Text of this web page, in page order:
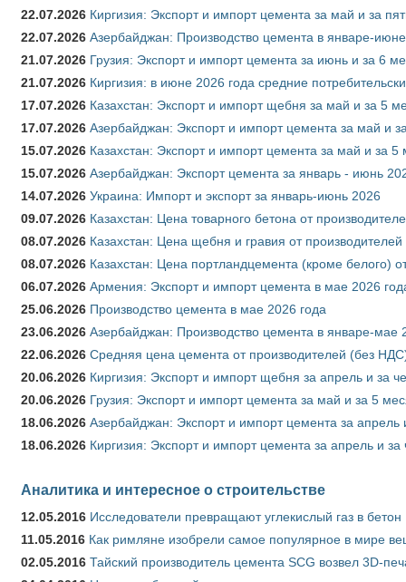
22.07.2026 Киргизия: Экспорт и импорт цемента за май и за
22.07.2026 Азербайджан: Производство цемента в январе-
21.07.2026 Грузия: Экспорт и импорт цемента за июнь и за 6
21.07.2026 Киргизия: в июне 2026 года средние
17.07.2026 Казахстан: Экспорт и импорт щебня за май и за 5
17.07.2026 Азербайджан: Экспорт и импорт цемента за май и
15.07.2026 Казахстан: Экспорт и импорт цемента за май и за
15.07.2026 Азербайджан: Экспорт цемента за январь - июнь
14.07.2026 Украина: Импорт и экспорт за январь-июнь 2026
09.07.2026 Казахстан: Цена товарного бетона от
08.07.2026 Казахстан: Цена щебня и гравия от
08.07.2026 Казахстан: Цена портландцемента (кроме белого)
06.07.2026 Армения: Экспорт и импорт цемента в мае 2026
25.06.2026 Производство цемента в мае 2026 года
23.06.2026 Азербайджан: Производство цемента в январе-мае
22.06.2026 Средняя цена цемента от производителей (без
20.06.2026 Киргизия: Экспорт и импорт щебня за апрель и за
20.06.2026 Грузия: Экспорт и импорт цемента за май и за 5
18.06.2026 Азербайджан: Экспорт и импорт цемента за
18.06.2026 Киргизия: Экспорт и импорт цемента за апрель и
Аналитика и интересное о строительстве
12.05.2016 Исследователи превращают углекислый газ в бетон
11.05.2016 Как римляне изобрели самое популярное в мире
02.05.2016 Тайский производитель цемента SCG возвел 3D-